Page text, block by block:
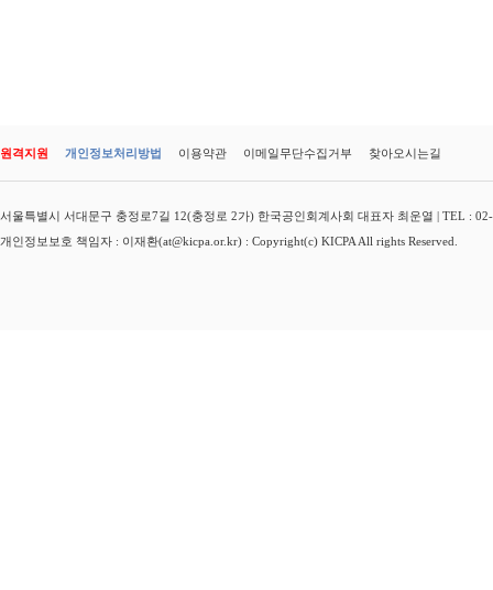
원격지원 개인정보처리방법 이용약관 이메일무단수집거부 찾아오시는길
서울특별시 서대문구 충정로7길 12(충정로 2가) 한국공인회계사회 대표자 최운열 | TEL :
개인정보보호 책임자 : 이재환(at@kicpa.or.kr) : Copyright(c) KICPA All rights Reserved.